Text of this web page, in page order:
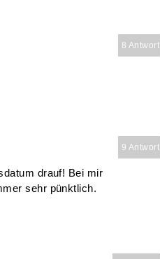
8 Antwort
9 Antwort
drauf! Bei mir
sehr pünktlich.